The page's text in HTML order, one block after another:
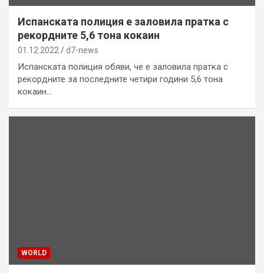
Испанската полиция е заловила пратка с
рекордните 5,6 тона кокаин
01.12.2022 d7-news
Испанската полиция обяви, че е заловила пратка с
рекордните за последните четири години 5,6 тона
кокаин…
WORLD